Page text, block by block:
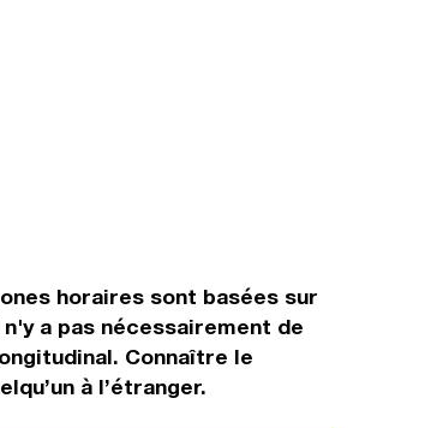
horaires sont basées sur
a pas nécessairement de
Connaître le
à l’étranger.